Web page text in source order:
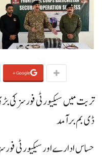
Google+
ڈی بم برآمد
حساس ادارے اور سیکیورٹی